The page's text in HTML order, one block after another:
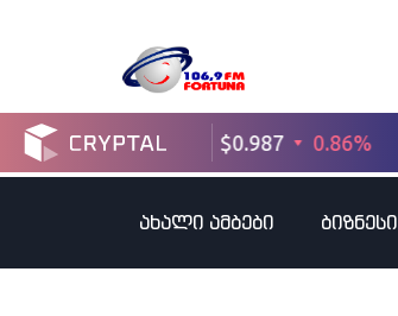
ახალი ამბები ბიზნესი